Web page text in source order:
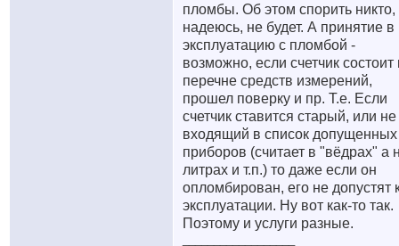
пломбы. Об этом спорить никто,
надеюсь, не будет. А принятие в
эксплуатацию с пломбой -
возможно, если счетчик состоит
перечне средств измерений,
прошел поверку и пр. Т.е. Если
счетчик ставится старый, или не
входящий в список допущенных
приборов (считает в "вёдрах" а
литрах и т.п.) то даже если он
опломбирован, его не допустят
эксплуатации. Ну вот как-то так.
Поэтому и услуги разные.